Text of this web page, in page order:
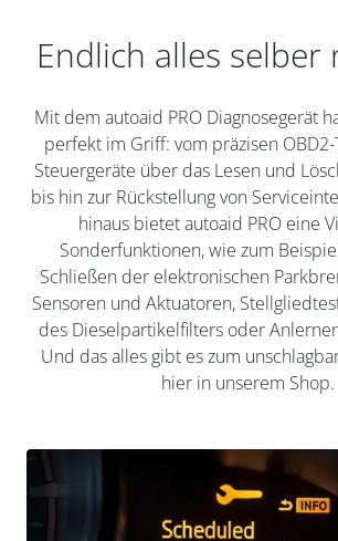
Endlich alles selber
Mit dem autoaid PRO Diagnosegerät
perfekt im Griff: vom präzisen
Steuergeräte über das Lesen und
bis hin zur Rückstellung von
hinaus bietet autoaid PRO eine
Sonderfunktionen, wie zum
Schließen der elektronischen
Sensoren und Aktuatoren,
des Dieselpartikelfilters oder
Und das alles gibt es zum
hier in unserem Shop.